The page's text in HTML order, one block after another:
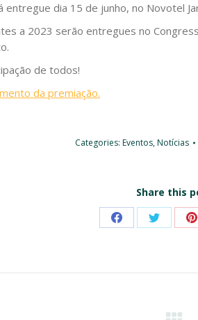
entregue dia 15 de junho, no Novotel
a 2023 serão entregues no
de todos!
da premiação.
Categories: Eventos,Notícias
Share this
Share
Facebook
Share
Twitter